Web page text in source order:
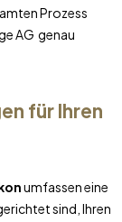
Prozess
AG genau
für Ihren
umfassen eine
sind, Ihren